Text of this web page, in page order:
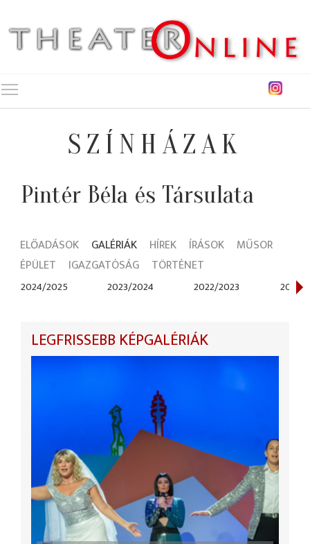
SZÍNHÁZAK
Pintér Béla és Társulata
ELŐADÁSOK GALÉRIÁK HÍREK ÍRÁSOK
MŰSOR
ÉPÜLET
IGAZGATÓSÁG TÖRTÉNET
2024/2025 2023/2024 2022/2023 2021/
LEGFRISSEBB KÉPGALÉRIÁK